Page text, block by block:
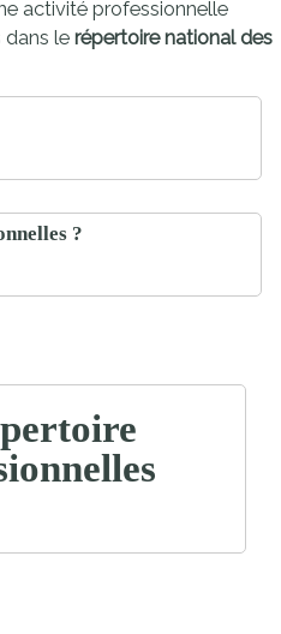
activité professionnelle
dans le répertoire national des
?